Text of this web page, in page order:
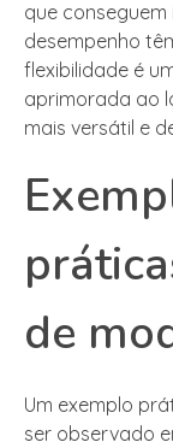
que
desempenho
flexibilidade é
aprimorada ao
mais versátil e
de
Um exemplo
ser observado